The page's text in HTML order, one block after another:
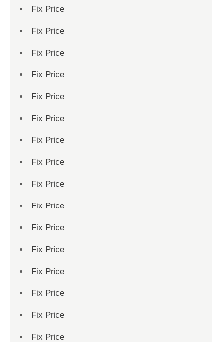
Fix Price
Fix Price
Fix Price
Fix Price
Fix Price
Fix Price
Fix Price
Fix Price
Fix Price
Fix Price
Fix Price
Fix Price
Fix Price
Fix Price
Fix Price
Fix Price